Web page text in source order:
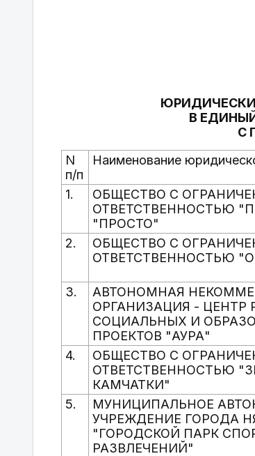
В
С
N
п/п
Наименование
1.
ОБЩЕСТВО С
ОТВЕТСТВЕННОСТЬЮ
"ПРОСТО"
2.
ОБЩЕСТВО С
ОТВЕТСТВЕННОСТЬЮ
3.
АВТОНОМНАЯ
ОРГАНИЗАЦИЯ - ЦЕНТР
СОЦИАЛЬНЫХ И
ПРОЕКТОВ "АУРА"
4.
ОБЩЕСТВО С
ОТВЕТСТВЕННОСТЬЮ
КАМЧАТКИ"
5.
МУНИЦИПАЛЬНОЕ
УЧРЕЖДЕНИЕ ГОРОДА
"ГОРОДСКОЙ ПАРК
РАЗВЛЕЧЕНИЙ"